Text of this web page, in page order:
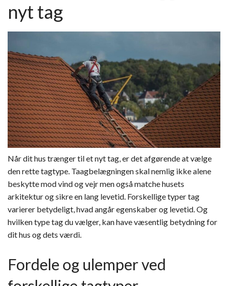
nyt tag
Når dit hus trænger til et nyt tag, er det afgørende at vælge
den rette tagtype. Taagbelægningen skal nemlig ikke alene
beskytte mod vind og vejr men også matche husets
arkitektur og sikre en lang levetid. Forskellige typer tag
varierer betydeligt, hvad angår egenskaber og levetid. Og
hvilken type tag du vælger, kan have væsentlig betydning for
dit hus og dets værdi.
Fordele og ulemper ved